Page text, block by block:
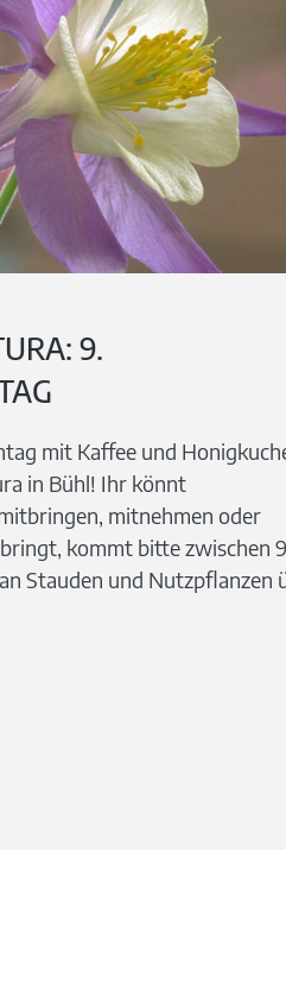
9.
mit Kaffee und
in Bühl! Ihr könnt
mitnehmen oder
kommt bitte zwischen
Stauden und Nutzpflanzen